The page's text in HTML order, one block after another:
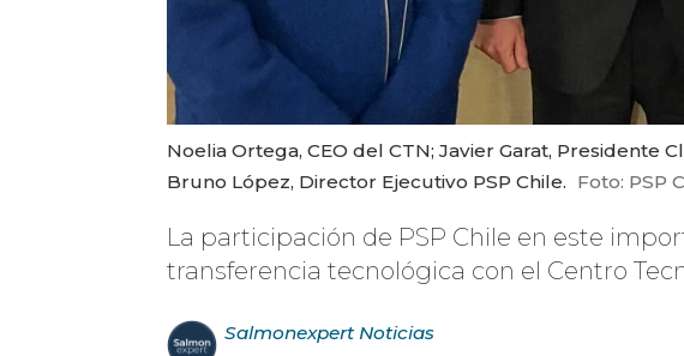
Noelia Ortega, CEO del CTN; Javier Garat, Presidente
Bruno López, Director Ejecutivo PSP Chile. Foto: PSP
La participación de PSP Chile en este
transferencia tecnológica con el Centro
Salmonexpert Noticias